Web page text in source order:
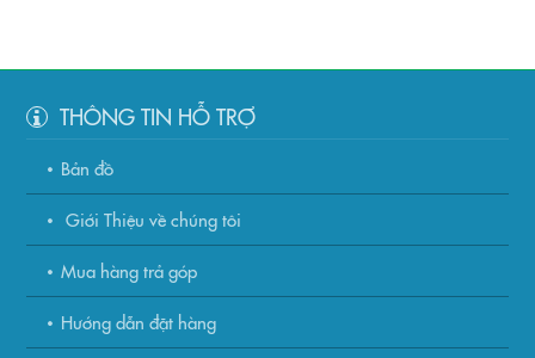
THÔNG TIN HỖ TRỢ
Bản đồ
Giới Thiệu về chúng tôi
Mua hàng trả góp
Hướng dẫn đặt hàng